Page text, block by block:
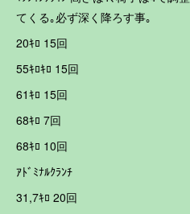
てくる｡必ず深く降ろす事｡
20ｷﾛ 15回
55ｷﾛｷﾛ 15回
61ｷﾛ 15回
68ｷﾛ 7回
68ｷﾛ 10回
ｱﾄﾞﾐﾅﾙｸﾗﾝﾁ
31,7ｷﾛ 20回